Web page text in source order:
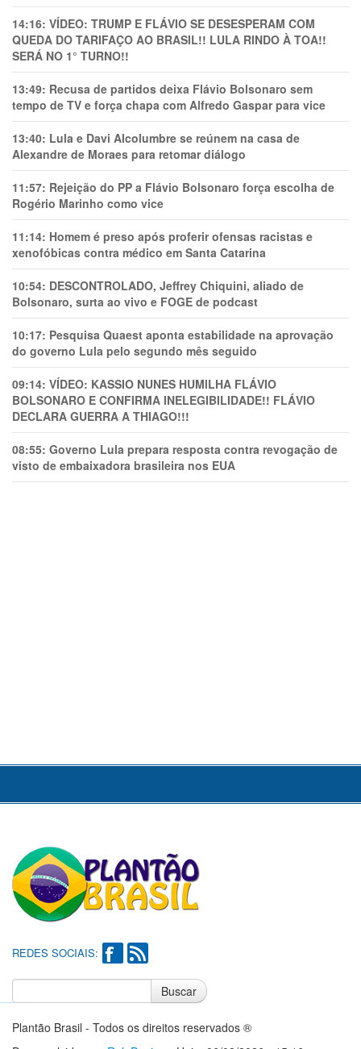
14:16: VÍDEO: TRUMP E FLÁVIO SE DESESPERAM COM
QUEDA DO TARIFAÇO AO BRASIL!! LULA RINDO À TOA!!
SERÁ NO 1° TURNO!!
13:49: Recusa de partidos deixa Flávio Bolsonaro sem
tempo de TV e força chapa com Alfredo Gaspar para vice
13:40: Lula e Davi Alcolumbre se reúnem na casa de
Alexandre de Moraes para retomar diálogo
11:57: Rejeição do PP a Flávio Bolsonaro força escolha de
Rogério Marinho como vice
11:14: Homem é preso após proferir ofensas racistas e
xenofóbicas contra médico em Santa Catarina
10:54: DESCONTROLADO, Jeffrey Chiquini, aliado de
Bolsonaro, surta ao vivo e FOGE de podcast
10:17: Pesquisa Quaest aponta estabilidade na aprovação
do governo Lula pelo segundo mês seguido
09:14: VÍDEO: KASSIO NUNES HUMlLHA FLÁVIO
BOLSONARO E CONFIRMA INELEGIBILIDADE!! FLÁVIO
DECLARA GUERRA A THIAGO!!!
08:55: Governo Lula prepara resposta contra revogação de
visto de embaixadora brasileira nos EUA
REDES SOCIAIS:
Buscar
Plantão Brasil - Todos os direitos reservados ®